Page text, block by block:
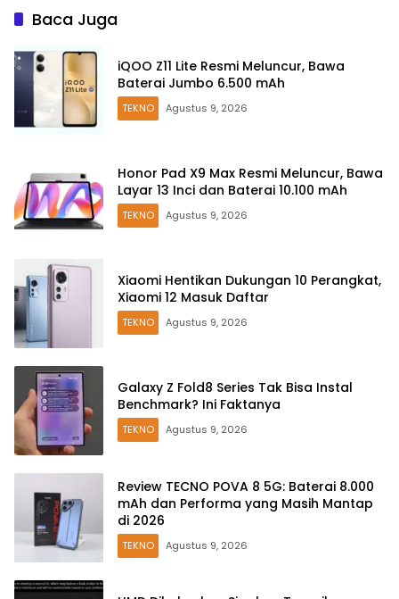
Baca Juga
iQOO Z11 Lite Resmi Meluncur, Bawa
Baterai Jumbo 6.500 mAh
TEKNO Agustus 9, 2026
Honor Pad X9 Max Resmi Meluncur, Bawa
Layar 13 Inci dan Baterai 10.100 mAh
TEKNO Agustus 9, 2026
Xiaomi Hentikan Dukungan 10 Perangkat,
Xiaomi 12 Masuk Daftar
TEKNO Agustus 9, 2026
Galaxy Z Fold8 Series Tak Bisa Instal
Benchmark? Ini Faktanya
TEKNO Agustus 9, 2026
Review TECNO POVA 8 5G: Baterai 8.000
mAh dan Performa yang Masih Mantap
di 2026
TEKNO Agustus 9, 2026